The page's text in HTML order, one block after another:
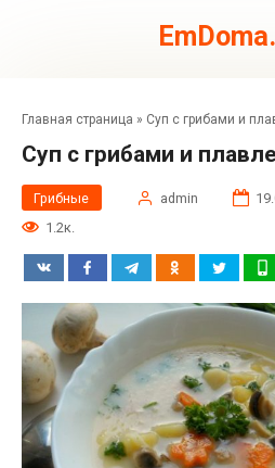
Главная страница » Суп с грибами и
Суп с грибами и
Грибные admin
1.2к.